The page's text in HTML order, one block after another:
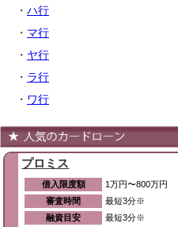
・ ハ行
・ マ行
・ ヤ行
・ ラ行
・ ワ行
プロミス
借入限度額
1万円〜800万円
審査時間
最短3分※
融資目安
最短3分※